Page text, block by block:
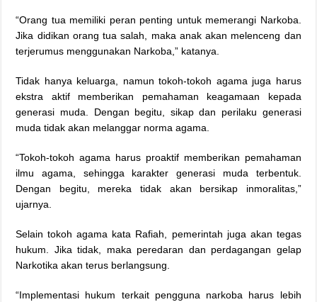
“Orang tua memiliki peran penting untuk memerangi Narkoba.
Jika didikan orang tua salah, maka anak akan melenceng dan
terjerumus menggunakan Narkoba,” katanya.
Tidak hanya keluarga, namun tokoh-tokoh agama juga harus
ekstra aktif memberikan pemahaman keagamaan kepada
generasi muda. Dengan begitu, sikap dan perilaku generasi
muda tidak akan melanggar norma agama.
“Tokoh-tokoh agama harus proaktif memberikan pemahaman
ilmu agama, sehingga karakter generasi muda terbentuk.
Dengan begitu, mereka tidak akan bersikap inmoralitas,”
ujarnya.
Selain tokoh agama kata Rafiah, pemerintah juga akan tegas
hukum. Jika tidak, maka peredaran dan perdagangan gelap
Narkotika akan terus berlangsung.
“Implementasi hukum terkait pengguna narkoba harus lebih